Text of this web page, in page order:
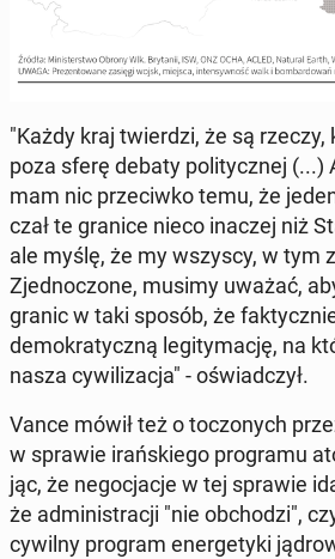
"Każdy kraj twier­dzi, że są
poza sferę debaty po­li­tycz­nej (...)
mam nic prze­ciw­ko temu, że
czał te granice nieco inaczej niż
ale myślę, że my wszyscy, w tym
Zjed­no­czo­ne, musimy uważać,
granic w taki sposób, że
de­mo­kra­tycz­ną le­gi­ty­ma­cję, na
nasza cy­wi­li­za­cja" - oświad­czył.
Vance mówił też o to­czo­nych
w sprawie irań­skie­go pro­gra­mu
jąc, że ne­go­cja­cje w tej sprawie
że ad­mi­ni­stra­cji "nie ob­cho­dzi",
cywilny program ener­ge­ty­ki